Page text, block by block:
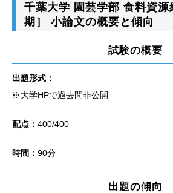
千葉大学 園芸学部 食料資源
期］ 小論文の概要と傾向
試験の概要
出題形式：
※大学HPで過去問非公開
配点： 400/400
時間： 90分
出題の傾向